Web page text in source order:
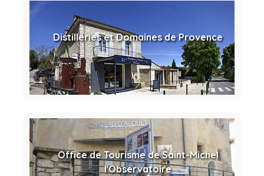
Distilleries et Domaines de Provence
Office de Tourisme de Saint-Michel
l'Observatoire